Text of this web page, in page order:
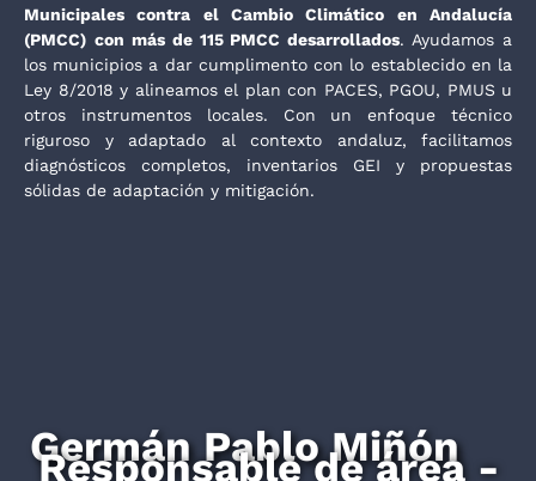
Municipales contra el Cambio Climático en Andalucía
(PMCC) con más de 115 PMCC desarrollados. Ayudamos a
los municipios a dar cumplimento con lo establecido en la
Ley 8/2018 y alineamos el plan con PACES, PGOU, PMUS u
otros instrumentos locales. Con un enfoque técnico
riguroso y adaptado al contexto andaluz, facilitamos
diagnósticos completos, inventarios GEI y propuestas
sólidas de adaptación y mitigación.
Germán Pablo Miñón
Responsable de área -